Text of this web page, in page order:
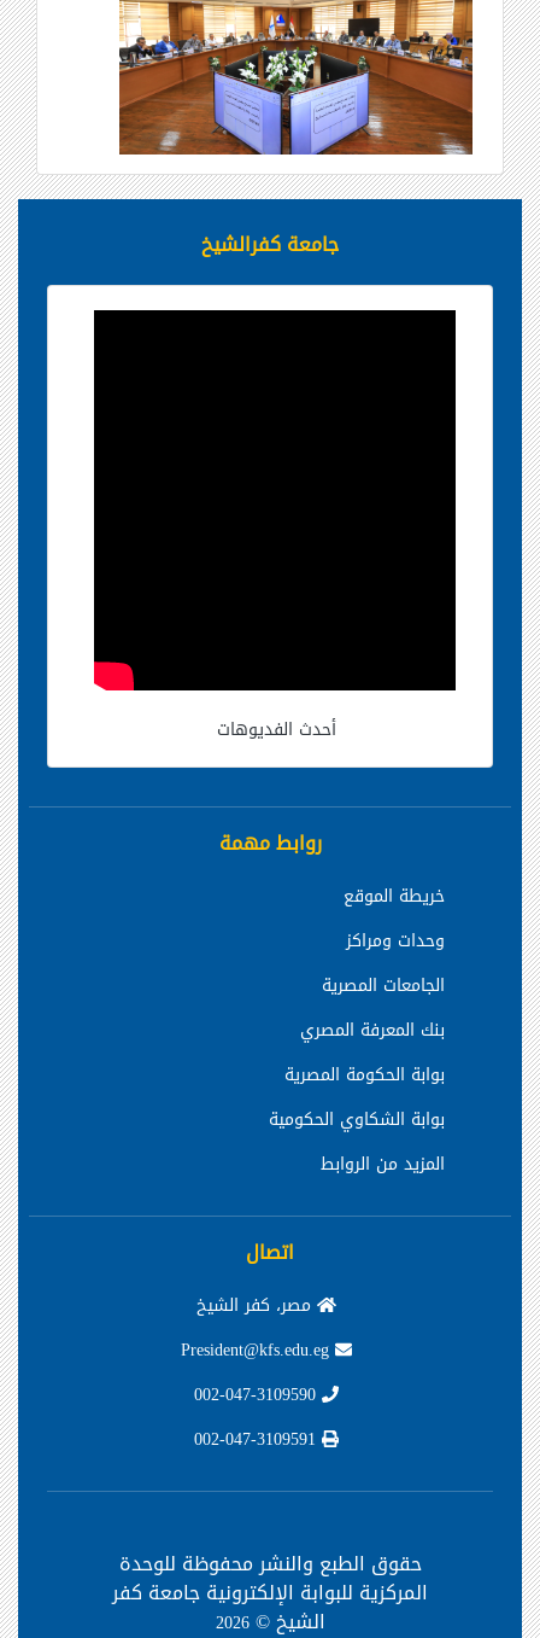
جامعة كفرالشيخ
أحدث الفديوهات
روابط مهمة
خريطة الموقع
وحدات ومراكز
الجامعات المصرية
بنك المعرفة المصري
بوابة الحكومة المصرية
بوابة الشكاوي الحكومية
المزيد من الروابط
اتصال
مصر، كفر الشيخ
حقوق الطبع والنشر محفوظة للوحدة
المركزية للبوابة الإلكترونية جامعة كفر
الشيخ ©2026